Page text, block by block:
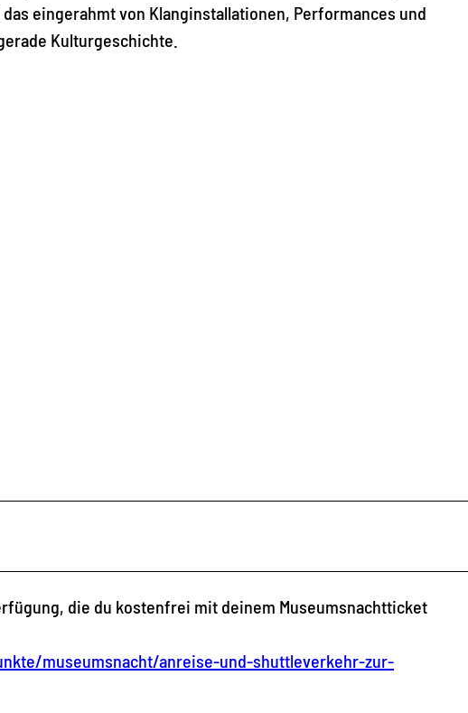
eingerahmt von Klanginstallationen, Performances und
Kulturgeschichte.
die du kostenfrei mit deinem Museumsnachtticket
museumsnacht/anreise-und-shuttleverkehr-zur-